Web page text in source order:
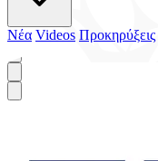
Νέα Videos Προκηρύξεις